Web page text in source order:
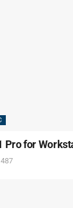
Pro for
487